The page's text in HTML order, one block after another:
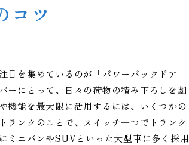
コツ
を集めているのが「パワーバックドア」
ーにとって、日々の荷物の積み下ろしを劇
機能を最大限に活用するには、いくつかの
ランクのことで、スイッチ一つでトランク
ミニバンやSUVといった大型車に多く採用